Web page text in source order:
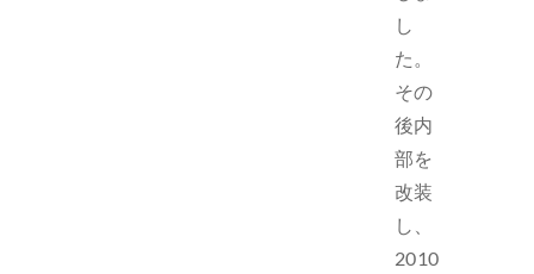
し
た。
その
後内
部を
改装
し、
2010